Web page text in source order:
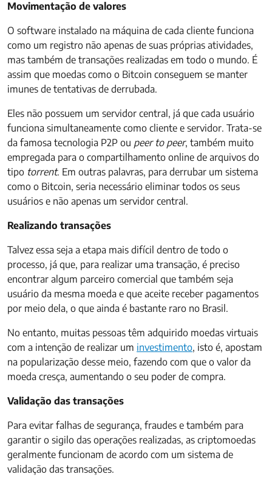
Movimentação de valores
O software instalado na máquina de cada cliente funciona
como um registro não apenas de suas próprias atividades,
mas também de transações realizadas em todo o mundo. É
assim que moedas como o Bitcoin conseguem se manter
imunes de tentativas de derrubada.
Eles não possuem um servidor central, já que cada usuário
funciona simultaneamente como cliente e servidor. Trata-se
da famosa tecnologia P2P ou peer to peer, também muito
empregada para o compartilhamento online de arquivos do
tipo torrent. Em outras palavras, para derrubar um sistema
como o Bitcoin, seria necessário eliminar todos os seus
usuários e não apenas um servidor central.
Realizando transações
Talvez essa seja a etapa mais difícil dentro de todo o
processo, já que, para realizar uma transação, é preciso
encontrar algum parceiro comercial que também seja
usuário da mesma moeda e que aceite receber pagamentos
por meio dela, o que ainda é bastante raro no Brasil.
No entanto, muitas pessoas têm adquirido moedas virtuais
com a intenção de realizar um investimento, isto é, apostam
na popularização desse meio, fazendo com que o valor da
moeda cresça, aumentando o seu poder de compra.
Validação das transações
Para evitar falhas de segurança, fraudes e também para
garantir o sigilo das operações realizadas, as criptomoedas
geralmente funcionam de acordo com um sistema de
validação das transações.